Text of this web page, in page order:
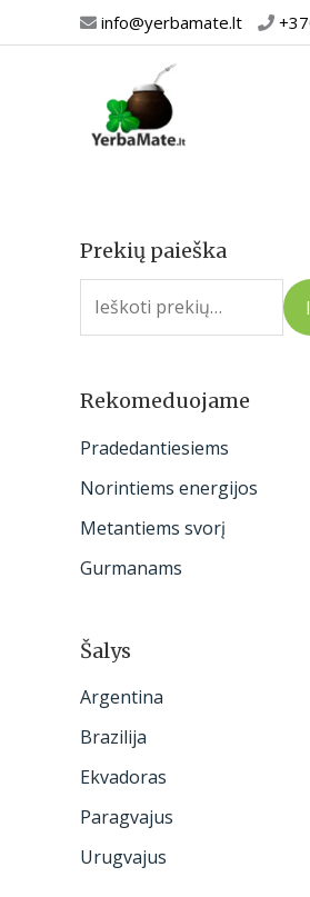
prie
info@yerbamate.lt
Prekių paieška
I
e
o
:
Rekomeduojame
Pradedantiesiems
Norintiems energijos
Metantiems svorį
Gurmanams
Šalys
Argentina
Brazilija
Ekvadoras
Paragvajus
Urugvajus